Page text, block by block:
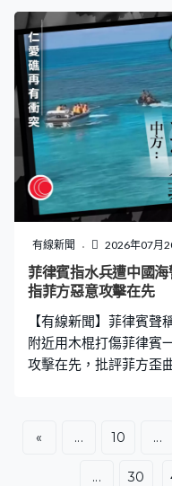
的貝安德正式入主唐寧
貝安德一改傳統，沒有
為延續他在大曼徹特擔
楚知道自己是英國過去
決心制定新目標的時刻
拾穩定。「我知道民眾
們過去做得不夠好，我
刻成為重啟英國的時刻
德稱會推出新政治及經
作，把權力下放及將更
會公布國家十年發展計
將推出紓困措施，希望
年額外撥款3.4億英鎊
早前在白金漢宮覲見英
有線新聞 2026年07月
菲律賓指水兵遭中國
指菲方惡意攻擊在先
【有線新聞】菲律賓
附近用木棍打傷菲律賓
攻擊在先，批評菲方歪
菲方聲稱中方海警船的
律賓軍方之後派出兩艘
名水兵遭中方人員用木
« ... 10 ...
... 30